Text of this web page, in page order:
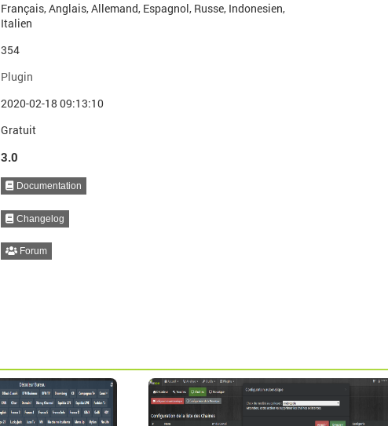
Français, Anglais, Allemand, Espagnol, Russe, Indonesien,
Italien
354
Plugin
2020-02-18 09:13:10
Gratuit
3.0
Documentation
Changelog
Forum